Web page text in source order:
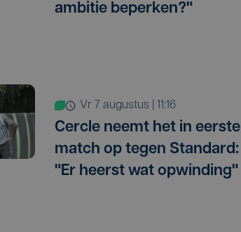
ambitie beperken?"
vr 7 augustus | 11:16
Cercle neemt het in eerste
match op tegen Standard:
"Er heerst wat opwinding"